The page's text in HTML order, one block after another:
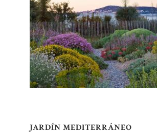
JARDÍN MEDITERRÁNEO